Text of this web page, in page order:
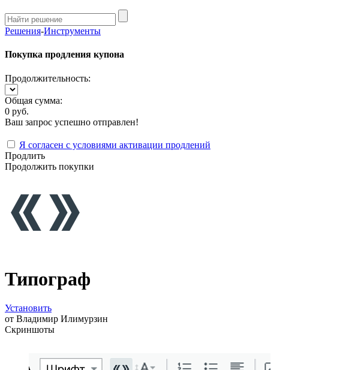
Решения-Инструменты
Покупка продления купона
Продолжительность:
Общая сумма:
0 руб.
Ваш запрос успешно отправлен!
Я согласен с условиями активации продлений
Продлить
Продолжить покупки
Типограф
Установить
от Владимир Илимурзин
Скриншоты